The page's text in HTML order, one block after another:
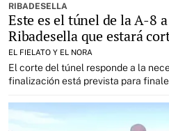
RIBADESELLA
Este es el túnel de la A-8
Ribadesella que estará
EL FIELATO Y EL NORA
El corte del túnel responde a la
finalización está prevista para